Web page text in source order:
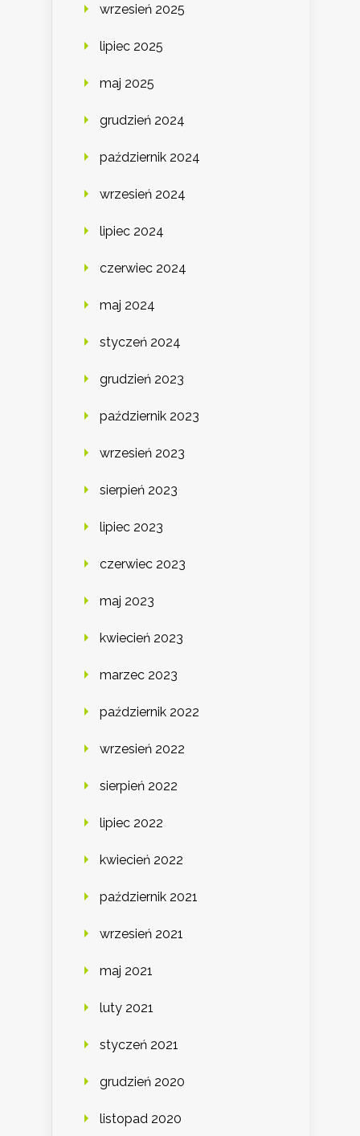
wrzesień 2025
lipiec 2025
maj 2025
grudzień 2024
październik 2024
wrzesień 2024
lipiec 2024
czerwiec 2024
maj 2024
styczeń 2024
grudzień 2023
październik 2023
wrzesień 2023
sierpień 2023
lipiec 2023
czerwiec 2023
maj 2023
kwiecień 2023
marzec 2023
październik 2022
wrzesień 2022
sierpień 2022
lipiec 2022
kwiecień 2022
październik 2021
wrzesień 2021
maj 2021
luty 2021
styczeń 2021
grudzień 2020
listopad 2020